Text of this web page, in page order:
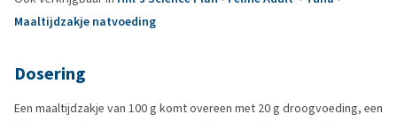
Maaltijdzakje natvoeding
Dosering
Een maaltijdzakje van 100 g komt overeen met 20 g droogvoeding, een